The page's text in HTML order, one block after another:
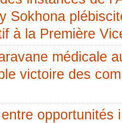
Sokhona
à la Première
médicale
victoire des
opportunités